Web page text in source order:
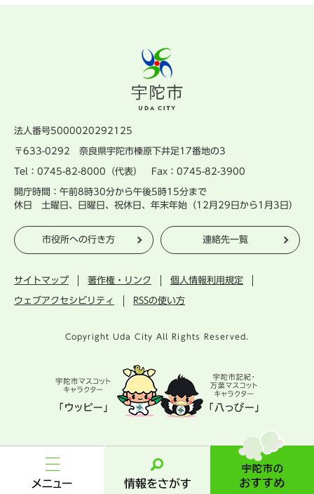
陀
市
の
法人番号5000020292125
〒633-0292 奈良県宇陀市榛原下井足17番地の3
Tel：0745-82-8000（代表） Fax：0745-82-3900
開庁時間：午前8時30分から午後5時15分まで
休日 土曜日、日曜日、祝休日、年末年始（12月29日から1月3日）
市役所への行き方 連絡先一覧
サイトマップ 著作権・リンク 個人情報利用規定
ウェブアクセシビリティ RSSの使い方
Copyright Uda City All Rights Reserved.